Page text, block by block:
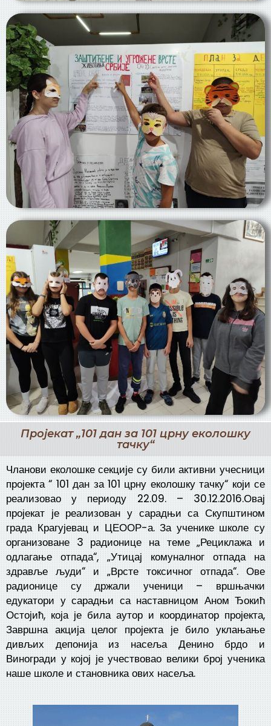
Пројекат „101 дан за 101 црну еколошку
тачку“
Чланови еколошке секције су били активни учесници
пројекта “ 101 дан за 101 црну еколошку тачку“ који се
реализовао у периоду 22.09. – 30.12.2016.Овај
пројекат је реализован у сарадњи са Скупштином
града Крагујевац и ЦЕООР-а. За ученике школе су
организоване 3 радионице на теме „Рециклажа и
одлагање отпада“, „Утицај комуналног отпада на
здравље људи“ и „Врсте токсичног отпада“. Ове
радионице су држали ученици – вршњачки
едукатори у сарадњи са наставницом Аном Ђокић
Остојић, која је била аутор и координатор пројекта,
Завршна акција целог пројекта је било уклањање
дивљих депонија из насеља Денино брдо и
Виногради у којој је учествовао велики број ученика
наше школе и становника ових насеља.